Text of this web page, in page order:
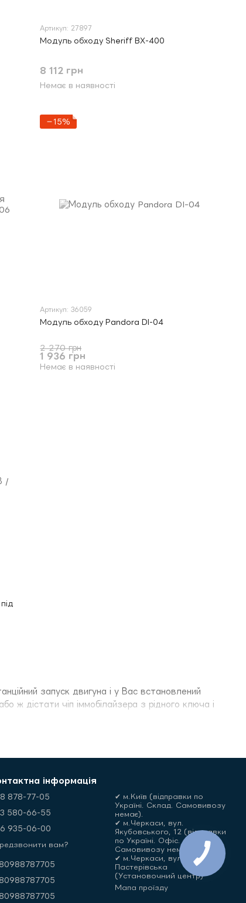
запуск двигуна і у Вас встановлений
ж дістати чіп іммобілайзера з рідного ключа і
Артикул: 27897
Модуль обходу Sheriff BX-400
8 112 грн
Немає в наявності
−15%
Артикул: 36059
Модуль обходу Pandora DI-04
2 270 грн
1 936 грн
Немає в наявності
інформація
878-77-05
580-66-55
935-06-00
вам?
✔ м.Київ (відправки по
Україні. Склад. Самовивозу
немає).
✔ м.Черкаси, вул.
Якубовського, 12 (відправки
по Україні. Офіс.
Самовивозу немає)
✔ м.Черкаси, вул.
Пастерівська
(Установочний центр)
Мапа проїзду